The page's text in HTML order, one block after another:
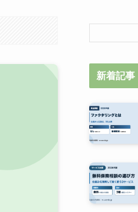
新着記事